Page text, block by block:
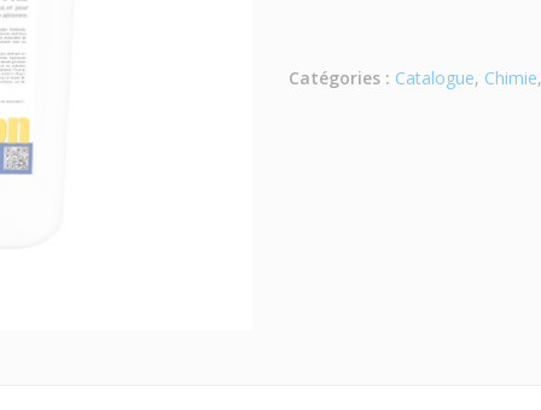
Catégories : Catalogue, Chimie,